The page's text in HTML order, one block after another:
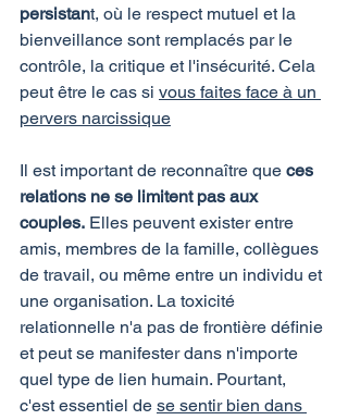
persistant, où le respect mutuel et la
bienveillance sont remplacés par le
contrôle, la critique et l'insécurité. Cela
peut être le cas si vous faites face à un
pervers narcissique
Il est important de reconnaître que ces
relations ne se limitent pas aux
couples. Elles peuvent exister entre
amis, membres de la famille, collègues
de travail, ou même entre un individu et
une organisation. La toxicité
relationnelle n'a pas de frontière définie
et peut se manifester dans n'importe
quel type de lien humain. Pourtant,
c'est essentiel de se sentir bien dans